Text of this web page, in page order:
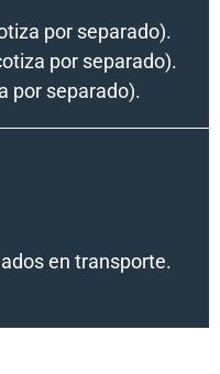
por separado).
por separado).
por separado).
en transporte.